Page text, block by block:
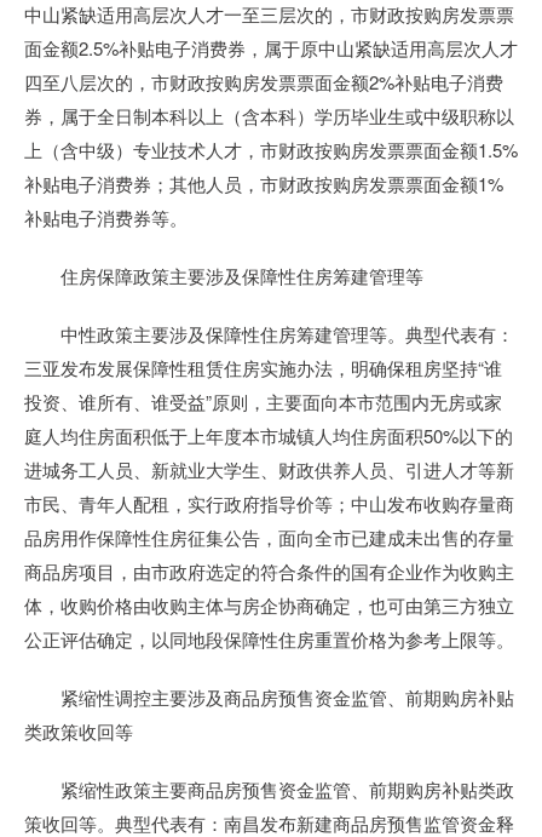
中山紧缺适用高层次人才一至三层次的，市财政按购房发票票
面金额2.5%补贴电子消费券，属于原中山紧缺适用高层次人才
四至八层次的，市财政按购房发票票面金额2%补贴电子消费
券，属于全日制本科以上（含本科）学历毕业生或中级职称以
上（含中级）专业技术人才，市财政按购房发票票面金额1.5%
补贴电子消费券；其他人员，市财政按购房发票票面金额1%
补贴电子消费券等。
住房保障政策主要涉及保障性住房筹建管理等
中性政策主要涉及保障性住房筹建管理等。典型代表有：
三亚发布发展保障性租赁住房实施办法，明确保租房坚持“谁
投资、谁所有、谁受益”原则，主要面向本市范围内无房或家
庭人均住房面积低于上年度本市城镇人均住房面积50%以下的
进城务工人员、新就业大学生、财政供养人员、引进人才等新
市民、青年人配租，实行政府指导价等；中山发布收购存量商
品房用作保障性住房征集公告，面向全市已建成未出售的存量
商品房项目，由市政府选定的符合条件的国有企业作为收购主
体，收购价格由收购主体与房企协商确定，也可由第三方独立
公正评估确定，以同地段保障性住房重置价格为参考上限等。
紧缩性调控主要涉及商品房预售资金监管、前期购房补贴
类政策收回等
紧缩性政策主要商品房预售资金监管、前期购房补贴类政
策收回等。典型代表有：南昌发布新建商品房预售监管资金释